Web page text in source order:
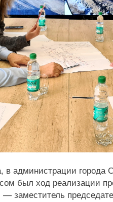
в администрации города
был ход реализации
— заместитель